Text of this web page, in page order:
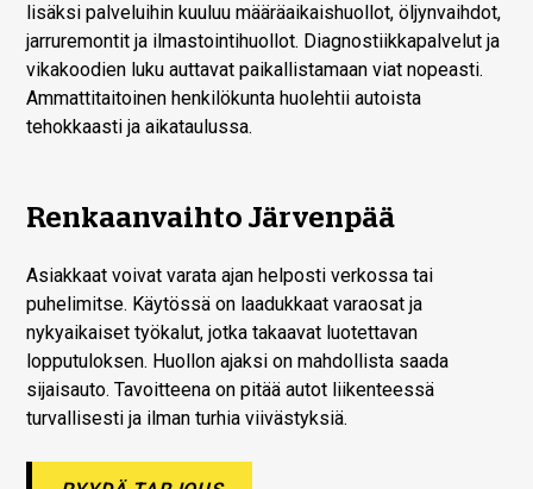
lisäksi palveluihin kuuluu määräaikaishuollot, öljynvaihdot,
jarruremontit ja ilmastointihuollot. Diagnostiikkapalvelut ja
vikakoodien luku auttavat paikallistamaan viat nopeasti.
Ammattitaitoinen henkilökunta huolehtii autoista
tehokkaasti ja aikataulussa.
Renkaanvaihto Järvenpää
Asiakkaat voivat varata ajan helposti verkossa tai
puhelimitse. Käytössä on laadukkaat varaosat ja
nykyaikaiset työkalut, jotka takaavat luotettavan
lopputuloksen. Huollon ajaksi on mahdollista saada
sijaisauto. Tavoitteena on pitää autot liikenteessä
turvallisesti ja ilman turhia viivästyksiä.